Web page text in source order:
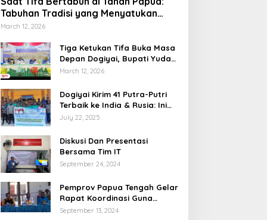
Tabuhan Tradisi yang Menyatukan
Budaya dan Kehidupan Sosial
March 12, 2026
Tiga Ketukan Tifa Buka Masa
Depan Dogiyai, Bupati Yudas
Tebai Resmi Mulai
March 12, 2026
Dogiyai Kirim 41 Putra-Putri
Terbaik ke India & Rusia: Ini
Komitmen Nyata Bupati
Masa Depan
July 22, 2025
Diskusi Dan Presentasi
Bersama Tim IT
September 24, 2024
Pemprov Papua Tengah Gelar
Rapat Koordinasi Guna
Optimalkan Pengelolaan
September 13, 2024